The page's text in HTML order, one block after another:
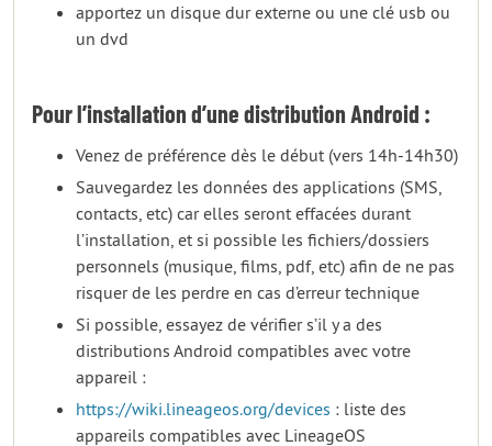
apportez un disque dur externe ou une clé usb ou
un dvd
Pour l’installation d’une distribution Android :
Venez de préférence dès le début (vers 14h-14h30)
Sauvegardez les données des applications (SMS,
contacts, etc) car elles seront effacées durant
l’installation, et si possible les fichiers/dossiers
personnels (musique, films, pdf, etc) afin de ne pas
risquer de les perdre en cas d’erreur technique
Si possible, essayez de vérifier s’il y a des
distributions Android compatibles avec votre
appareil :
https://wiki.lineageos.org/devices : liste des
appareils compatibles avec LineageOS